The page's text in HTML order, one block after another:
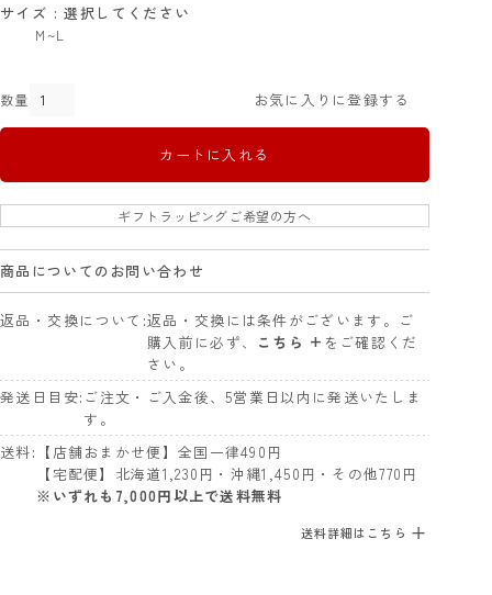
サイズ 選択してください
M~L
お気に入りに登録する
カートに入れる
ギフトラッピングご希望の方へ
商品についてのお問い合わせ
返品・交換について 返品・交換には条件がございます。ご
購入前に必ず、 こちら + をご確認くだ
さい。
発送日目安 ご注文・ご入金後、5営業日以内に発送いたしま
す。
送料
【店舗おまかせ便】全国一律490円
【宅配便】北海道1,230円・沖縄1,450円・その他770円
※いずれも7,000円以上で送料無料
送料詳細はこちら